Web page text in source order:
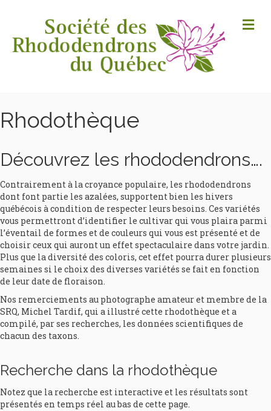
Rhodothèque
Découvrez les rhododendrons….
Contrairement à la croyance populaire, les rhododendrons
dont font partie les azalées, supportent bien les hivers
québécois à condition de respecter leurs besoins. Ces variétés
vous permettront d’identifier le cultivar qui vous plaira parmi
l’éventail de formes et de couleurs qui vous est présenté et de
choisir ceux qui auront un effet spectaculaire dans votre jardin.
Plus que la diversité des coloris, cet effet pourra durer plusieurs
semaines si le choix des diverses variétés se fait en fonction
de leur date de floraison.
Nos remerciements au photographe amateur et membre de la
SRQ, Michel Tardif, qui a illustré cette rhodothèque et a
compilé, par ses recherches, les données scientifiques de
chacun des taxons.
Recherche dans la rhodothèque
Notez que la recherche est interactive et les résultats sont
présentés en temps réel au bas de cette page.